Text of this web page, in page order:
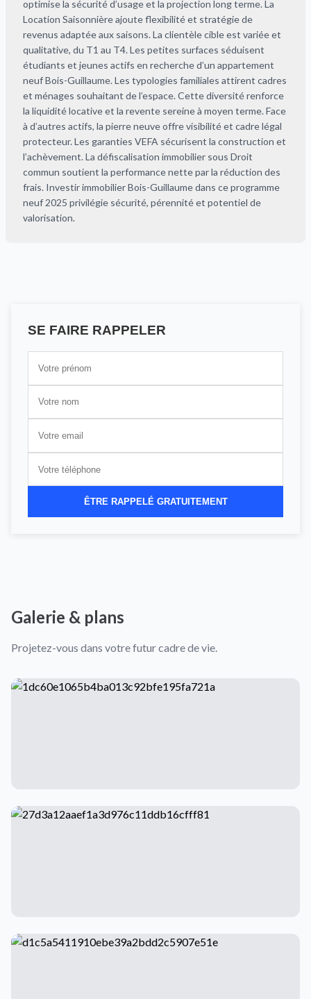
optimise la sécurité d’usage et la projection long terme. La
Location Saisonnière ajoute flexibilité et stratégie de
revenus adaptée aux saisons. La clientèle cible est variée et
qualitative, du T1 au T4. Les petites surfaces séduisent
étudiants et jeunes actifs en recherche d’un appartement
neuf Bois-Guillaume. Les typologies familiales attirent cadres
et ménages souhaitant de l’espace. Cette diversité renforce
la liquidité locative et la revente sereine à moyen terme. Face
à d’autres actifs, la pierre neuve offre visibilité et cadre légal
protecteur. Les garanties VEFA sécurisent la construction et
l’achèvement. La défiscalisation immobilier sous Droit
commun soutient la performance nette par la réduction des
frais. Investir immobilier Bois-Guillaume dans ce programme
neuf 2025 privilégie sécurité, pérennité et potentiel de
valorisation.
SE FAIRE RAPPELER
ÊTRE RAPPELÉ GRATUITEMENT
Galerie & plans
Projetez-vous dans votre futur cadre de vie.